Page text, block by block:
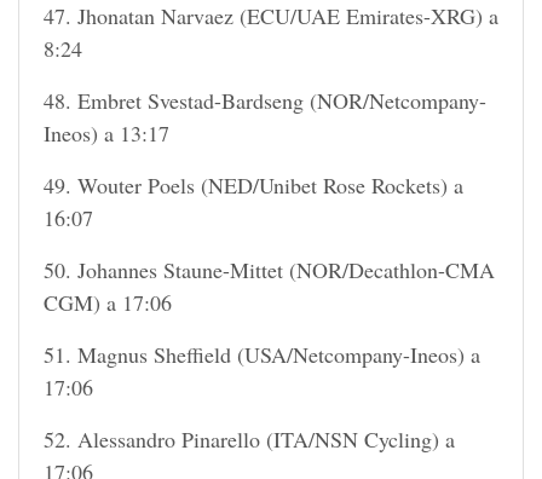
47. Jhonatan Narvaez (ECU/UAE Emirates-XRG) a
8:24
48. Embret Svestad-Bardseng (NOR/Netcompany-
Ineos) a 13:17
49. Wouter Poels (NED/Unibet Rose Rockets) a
16:07
50. Johannes Staune-Mittet (NOR/Decathlon-CMA
CGM) a 17:06
51. Magnus Sheffield (USA/Netcompany-Ineos) a
17:06
52. Alessandro Pinarello (ITA/NSN Cycling) a
17:06